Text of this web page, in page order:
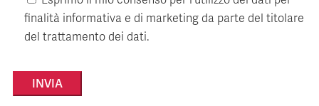
finalità informativa e di marketing da parte del titolare
del trattamento dei dati.